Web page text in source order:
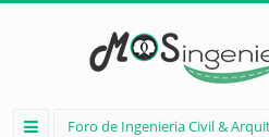
Foro de Ingenieria Civil &